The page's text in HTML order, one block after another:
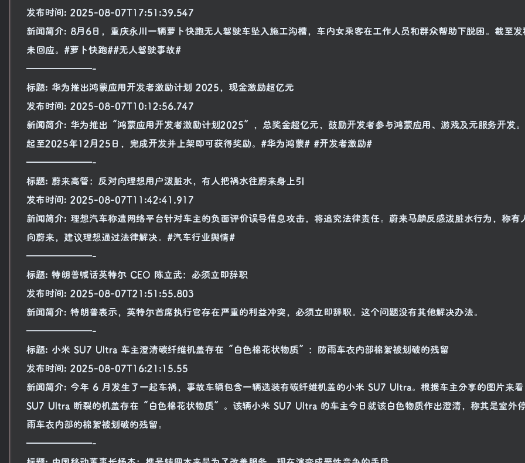
发布时间: 2025-08-07T17:51:39.547
新闻简介: 8月6日，重庆永川一辆萝卜快跑无人驾驶车坠入施工沟槽，车内女乘客在工作人员和群众帮助下脱困。截至
未回应。#萝卜快跑##无人驾驶事故#
———————-
标题: 华为推出鸿蒙应用开发者激励计划 2025，现金激励超亿元
发布时间: 2025-08-07T10:12:56.747
新闻简介: 华为推出“鸿蒙应用开发者激励计划2025”，总奖金超亿元，鼓励开发者参与鸿蒙应用、游戏及元服务开发
起至2025年12月25日，完成开发并上架即可获得奖励。#华为鸿蒙# #开发者激励#
———————-
标题: 蔚来高管：反对向理想用户泼脏水，有人把祸水往蔚来身上引
发布时间: 2025-08-07T11:42:41.917
新闻简介: 理想汽车称遭网络平台针对车主的负面评价误导信息攻击，将追究法律责任。蔚来马麟反感泼脏水行为，称有
向蔚来，建议理想通过法律解决。#汽车行业舆情#
———————-
标题: 特朗普喊话英特尔 CEO 陈立武：必须立即辞职
发布时间: 2025-08-07T21:51:55.803
新闻简介: 特朗普表示，英特尔首席执行官存在严重的利益冲突，必须立即辞职。这个问题没有其他解决办法。
———————-
标题: 小米 SU7 Ultra 车主澄清碳纤维机盖存在“白色棉花状物质”：防雨车衣内部棉絮被划破的残留
发布时间: 2025-08-07T16:21:15.55
新闻简介: 今年 6 月发生了一起车祸，事故车辆包含一辆选装有碳纤维机盖的小米 SU7 Ultra。根据车主分享的图片来
SU7 Ultra 断裂的机盖存在“白色棉花状物质”。该辆小米 SU7 Ultra 的车主今日就该白色物质作出澄清，称其是室外
雨车衣内部的棉絮被划破的残留。
———————-